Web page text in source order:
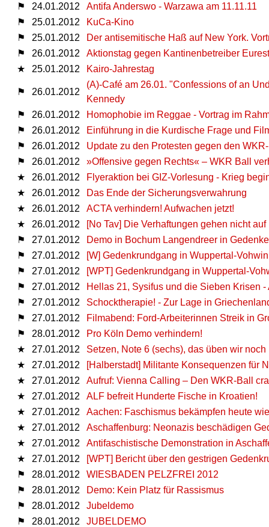
⚑
24.01.2012
Antifa Anderswo - Warzawa am 11.11.11
⚑
25.01.2012
KuCa-Kino
⚑
25.01.2012
Der antisemitische Haß auf New York.
⚑
26.01.2012
Aktionstag gegen Kantinenbetreiber Eurest
★
25.01.2012 Kairo-Jahrestag
⚑ 26.01.2012
(A)-Café am 26.01. "Confessions of an
Kennedy
⚑
26.01.2012
Homophobie im Reggae - Vortrag im
⚑
26.01.2012
Einführung in die Kurdische Frage und
⚑
26.01.2012
Update zu den Protesten gegen den
⚑
26.01.2012
»Offensive gegen Rechts« – WKR Ball
★
26.01.2012
Flyeraktion bei GIZ-Vorlesung - Krieg
★
26.01.2012
Das Ende der Sicherungsverwahrung
★
26.01.2012
ACTA verhindern! Aufwachen jetzt!
★
26.01.2012
[No Tav] Die Verhaftungen gehen nicht auf
⚑
27.01.2012
Demo in Bochum Langendreer in
⚑
27.01.2012
[W] Gedenkrundgang in Wuppertal-
⚑
27.01.2012
[WPT] Gedenkrundgang in Wuppertal-
⚑
27.01.2012
Hellas 21, Sysifus und die Sieben Krisen
⚑
27.01.2012
Schocktherapie! - Zur Lage in
⚑
27.01.2012
Filmabend: Ford-Arbeiterinnen Streik in
⚑
28.01.2012
Pro Köln Demo verhindern!
★
27.01.2012
Setzen, Note 6 (sechs), das üben wir noch
★
27.01.2012
[Halberstadt] Militante Konsequenzen für
★
27.01.2012
Aufruf: Vienna Calling – Den WKR-Ball
★
27.01.2012
ALF befreit Hunderte Fische in Kroatien!
★
27.01.2012
Aachen: Faschismus bekämpfen heute
★
27.01.2012
Aschaffenburg: Neonazis beschädigen
★
27.01.2012
Antifaschistische Demonstration in
★
27.01.2012
[WPT] Bericht über den gestrigen
⚑
28.01.2012
WIESBADEN PELZFREI 2012
⚑
28.01.2012
Demo: Kein Platz für Rassismus
⚑
28.01.2012
Jubeldemo
⚑
28.01.2012
JUBELDEMO